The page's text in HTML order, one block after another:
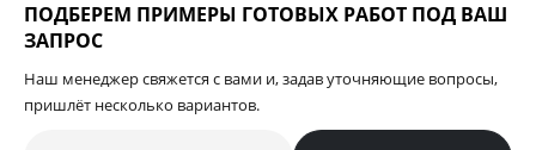
ПОДБЕРЕМ ПРИМЕРЫ ГОТОВЫХ РАБОТ ПОД ВАШ
ЗАПРОС
Наш менеджер свяжется с вами и, задав уточняющие вопросы,
пришлёт несколько вариантов.